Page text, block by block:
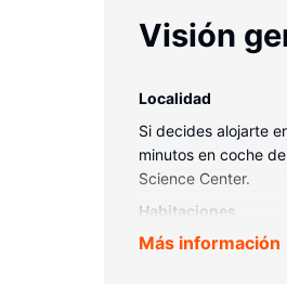
Visión
Localidad
Si decides alojarte
minutos en coche
Science Center.
Habitaciones
Te sentirás como
Más información